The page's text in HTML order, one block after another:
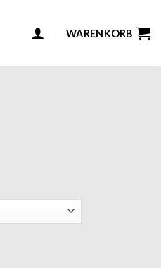
WARENKORB